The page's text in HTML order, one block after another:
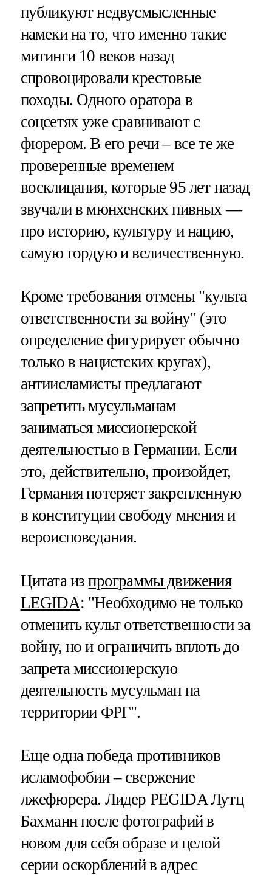
публикуют недвусмысленные
намеки на то, что именно такие
митинги 10 веков назад
спровоцировали крестовые
походы. Одного оратора в
соцсетях уже сравнивают с
фюрером. В его речи – все те же
проверенные временем
восклицания, которые 95 лет назад
звучали в мюнхенских пивных —
про историю, культуру и нацию,
самую гордую и величественную.
Кроме требования отмены "культа
ответственности за войну" (это
определение фигурирует обычно
только в нацистских кругах),
антиисламисты предлагают
запретить мусульманам
заниматься миссионерской
деятельностью в Германии. Если
это, действительно, произойдет,
Германия потеряет закрепленную
в конституции свободу мнения и
вероисповедания.
Цитата изпрограммы движения
LEGIDA: "Необходимо не только
отменить культ ответственности за
войну, но и ограничить вплоть до
запрета миссионерскую
деятельность мусульман на
территории ФРГ".
Еще одна победа противников
исламофобии – свержение
лжефюрера. Лидер PEGIDA Лутц
Бахманн после фотографий в
новом для себя образе и целой
серии оскорблений в адрес